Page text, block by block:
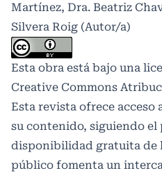
Martínez, Dra. Beatriz
Silvera Roig (Autor/a)
Esta obra está bajo una
Creative Commons
Esta revista ofrece
su contenido, siguiendo
disponibilidad gratuita de
público fomenta un